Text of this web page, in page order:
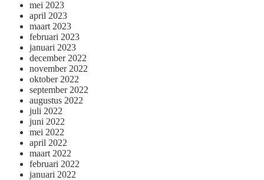
mei 2023
april 2023
maart 2023
februari 2023
januari 2023
december 2022
november 2022
oktober 2022
september 2022
augustus 2022
juli 2022
juni 2022
mei 2022
april 2022
maart 2022
februari 2022
januari 2022